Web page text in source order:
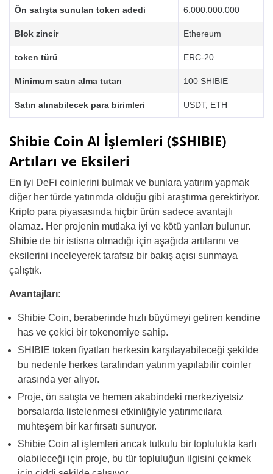
Ön satışta sunulan token adedi 6.000.000.000
Blok zincir Ethereum
token türü ERC-20
Minimum satın alma tutarı 100 SHIBIE
Satın alınabilecek para birimleri USDT, ETH
Shibie Coin Al İşlemleri ($SHIBIE)
Artıları ve Eksileri
En iyi DeFi coinlerini bulmak ve bunlara yatırım yapmak
diğer her türde yatırımda olduğu gibi araştırma gerektiriyor.
Kripto para piyasasında hiçbir ürün sadece avantajlı
olamaz. Her projenin mutlaka iyi ve kötü yanları bulunur.
Shibie de bir istisna olmadığı için aşağıda artılarını ve
eksilerini inceleyerek tarafsız bir bakış açısı sunmaya
çalıştık.
Avantajları:
Shibie Coin, beraberinde hızlı büyümeyi getiren kendine
has ve çekici bir tokenomiye sahip.
SHIBIE token fiyatları herkesin karşılayabileceği şekilde
bu nedenle herkes tarafından yatırım yapılabilir coinler
arasında yer alıyor.
Proje, ön satışta ve hemen akabindeki merkeziyetsiz
borsalarda listelenmesi etkinliğiyle yatırımcılara
muhteşem bir kar fırsatı sunuyor.
Shibie Coin al işlemleri ancak tutkulu bir toplulukla karlı
olabileceği için proje, bu tür topluluğun ilgisini çekmek